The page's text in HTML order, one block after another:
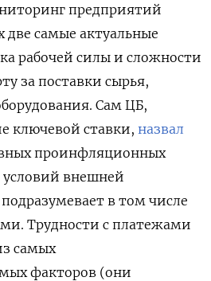
предприятий
две самые актуальные
рабочей силы и сложности
за поставки сырья,
Сам ЦБ,
ключевой ставки, назвал
проинфляционных
внешней
в том числе
Трудности с платежами
самых
факторов (они